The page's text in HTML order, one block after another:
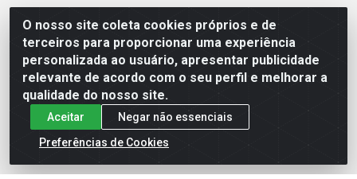
O nosso site coleta cookies próprios e de
terceiros para proporcionar uma experiência
personalizada ao usuário, apresentar publicidade
relevante de acordo com o seu perfil e melhorar a
qualidade do nosso site.
Aceitar
Negar não essenciais
Preferências de Cookies
Loja / Showroom
Tel.: (11) 3227-0546
Av Vautier, 587/597 - Pari - São Paulo/SP